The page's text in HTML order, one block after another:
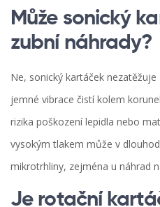
Může sonický
zubní náhrady?
Ne, sonický kartáček
jemné vibrace čistí kolem
rizika poškození lepidla nebo
vysokým tlakem může v
mikrotrhliny, zejména u náhrad
Je rotační